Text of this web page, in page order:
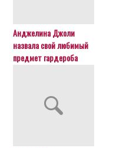
Анджелина Джоли
назвала свой любимый
предмет гардероба